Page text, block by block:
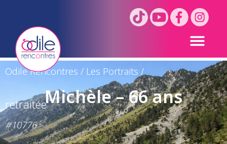
Odile Rencontres / Les Portraits /
Michèle – 66 ans
retraitée
#10776